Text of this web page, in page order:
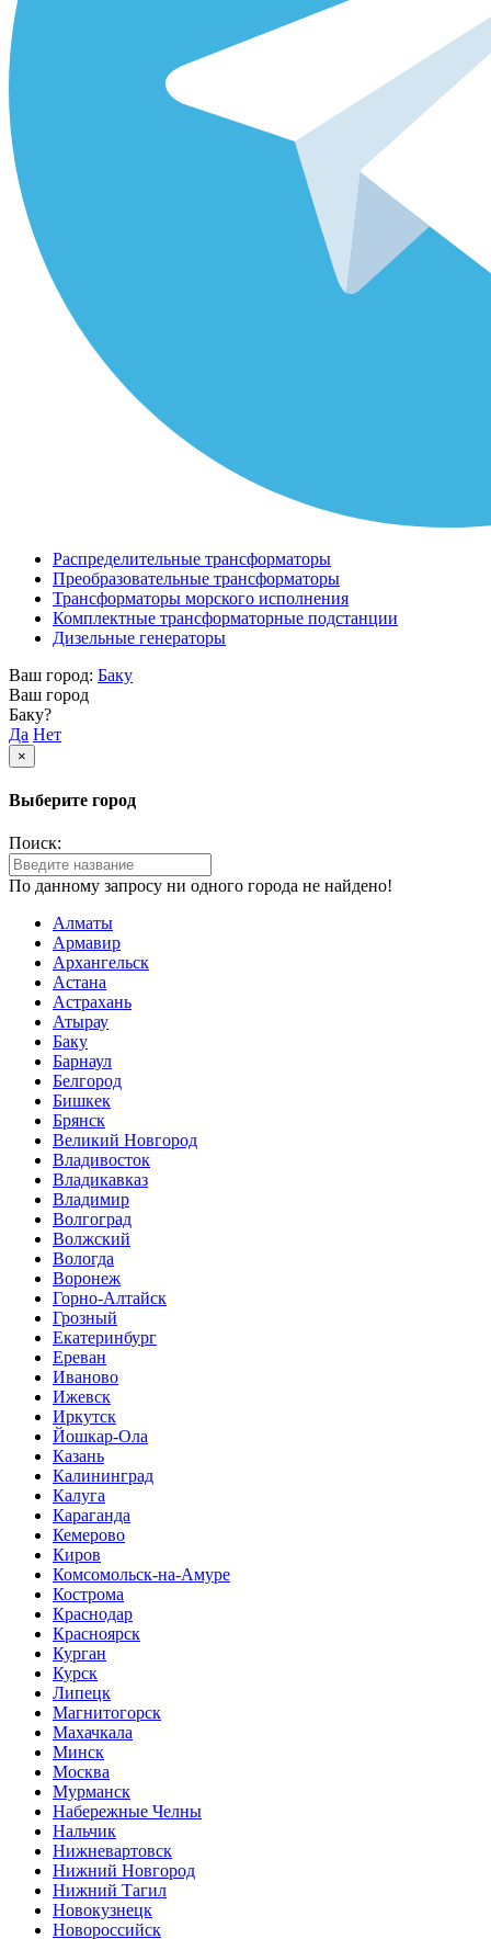
Распределительные трансформаторы
Преобразовательные трансформаторы
Трансформаторы морского исполнения
Комплектные трансформаторные подстанции
Дизельные генераторы
Ваш город: Баку
Ваш город
Баку?
Да Нет
×
Выберите город
Поиск:
По данному запросу ни одного города не найдено!
Алматы
Армавир
Архангельск
Астана
Астрахань
Атырау
Баку
Барнаул
Белгород
Бишкек
Брянск
Великий Новгород
Владивосток
Владикавказ
Владимир
Волгоград
Волжский
Вологда
Воронеж
Горно-Алтайск
Грозный
Екатеринбург
Ереван
Иваново
Ижевск
Иркутск
Йошкар-Ола
Казань
Калининград
Калуга
Караганда
Кемерово
Киров
Комсомольск-на-Амуре
Кострома
Краснодар
Красноярск
Курган
Курск
Липецк
Магнитогорск
Махачкала
Минск
Москва
Мурманск
Набережные Челны
Нальчик
Нижневартовск
Нижний Новгород
Нижний Тагил
Новокузнецк
Новороссийск